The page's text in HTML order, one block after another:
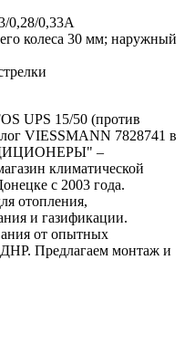
0,28/0,33A
колеса 30 мм; наружный
UPS 15/50 (против
VIESSMANN 7828741 в
–
климатической
с 2003 года.
отопления,
и газификации.
от опытных
ДНР. Предлагаем монтаж и